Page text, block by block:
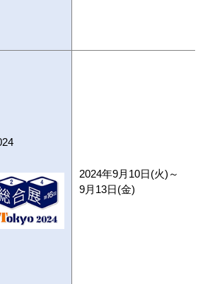
2024年9月10日(火)～
9月13日(金)